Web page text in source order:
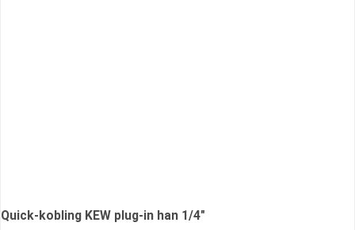
Quick-kobling KEW plug-in han 1/4"